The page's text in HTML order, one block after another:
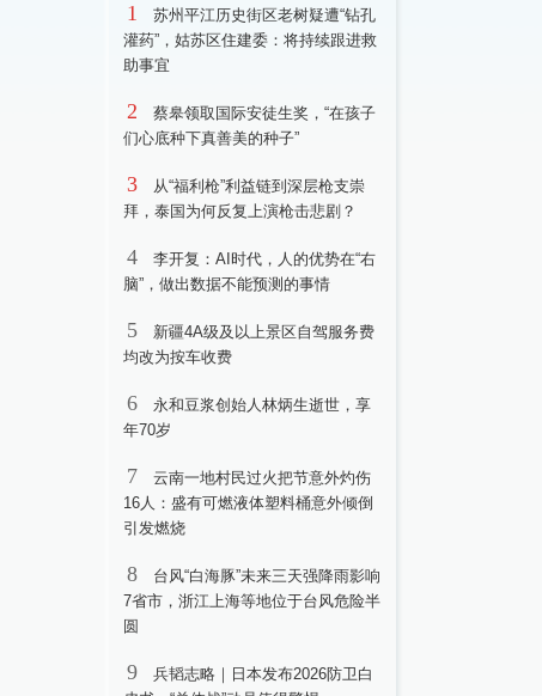
1
苏州平江历史街区老树疑遭“钻孔
灌药”，姑苏区住建委：将持续跟进救
助事宜
2
蔡皋领取国际安徒生奖，“在孩子
们心底种下真善美的种子”
3
从“福利枪”利益链到深层枪支崇
拜，泰国为何反复上演枪击悲剧？
4
李开复：AI时代，人的优势在“右
脑”，做出数据不能预测的事情
5
新疆4A级及以上景区自驾服务费
均改为按车收费
6
永和豆浆创始人林炳生逝世，享
年70岁
7
云南一地村民过火把节意外灼伤
16人：盛有可燃液体塑料桶意外倾倒
引发燃烧
8
台风“白海豚”未来三天强降雨影响
7省市，浙江上海等地位于台风危险半
圆
9
兵韬志略｜日本发布2026防卫白